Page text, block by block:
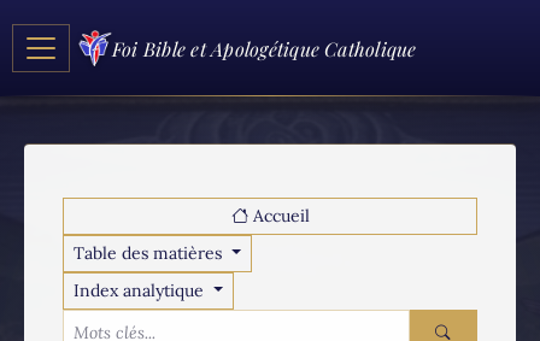
Foi Bible et Apologétique Catholique
Accueil
Table des matières
Index analytique